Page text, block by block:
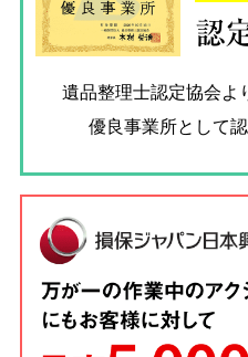
認
遺品整理士認定協会よ
優良事業所として